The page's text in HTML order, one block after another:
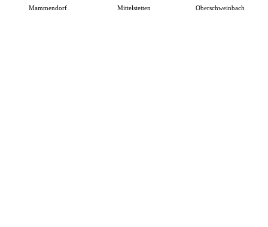
Mammendorf Mittelstetten Oberschweinbach